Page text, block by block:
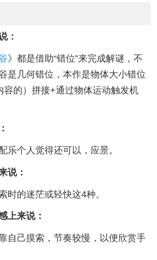
：
》都是借助“错位”来完成解谜，不
是几何错位，本作是物体大小错位
容的）拼接+通过物体运动触发机
乐个人觉得还可以，应景。
说：
时的迷茫或轻快这4种。
上来说：
自己摸索，节奏较慢，以便欣赏手